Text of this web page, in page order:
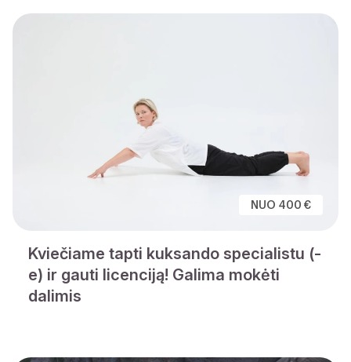
NUO 400 €
Kviečiame tapti kuksando specialistu (-
e) ir gauti licenciją! Galima mokėti
dalimis